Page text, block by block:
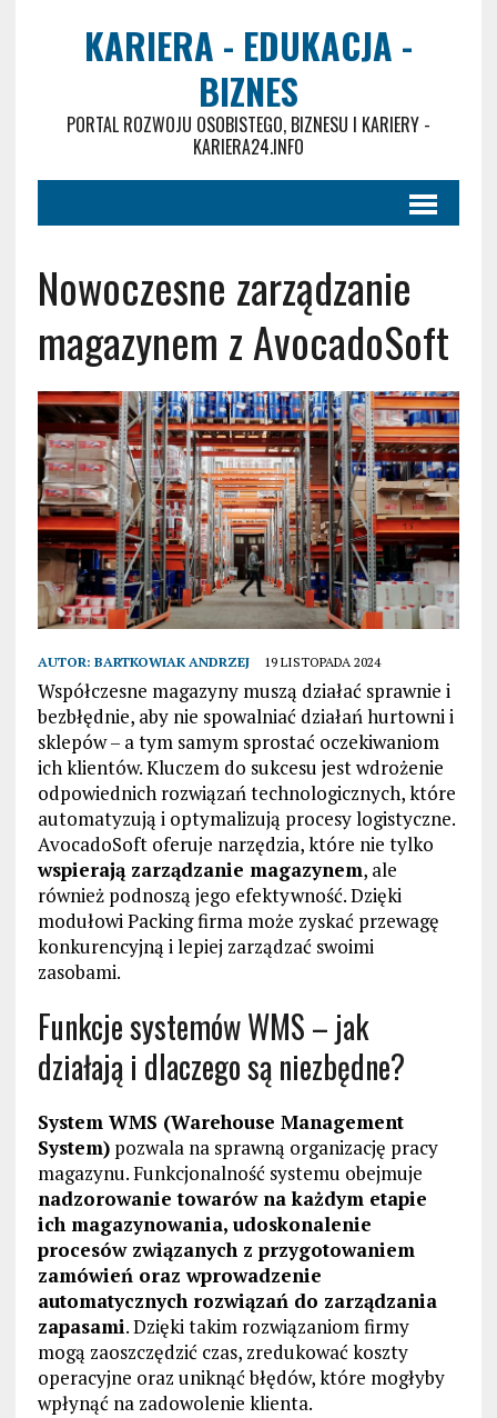
KARIERA - EDUKACJA -
BIZNES
PORTAL ROZWOJU OSOBISTEGO, BIZNESU I KARIERY -
KARIERA24.INFO
Nowoczesne zarządzanie
magazynem z AvocadoSoft
AUTOR: BARTKOWIAK ANDRZEJ 19 LISTOPADA 2024
Współczesne magazyny muszą działać sprawnie i
bezbłędnie, aby nie spowalniać działań hurtowni i
sklepów – a tym samym sprostać oczekiwaniom
ich klientów. Kluczem do sukcesu jest wdrożenie
odpowiednich rozwiązań technologicznych, które
automatyzują i optymalizują procesy logistyczne.
AvocadoSoft oferuje narzędzia, które nie tylko
wspierają zarządzanie magazynem, ale
również podnoszą jego efektywność. Dzięki
modułowi Packing firma może zyskać przewagę
konkurencyjną i lepiej zarządzać swoimi
zasobami.
Funkcje systemów WMS – jak
działają i dlaczego są niezbędne?
System WMS (Warehouse Management
System)pozwala na sprawną organizację pracy
magazynu. Funkcjonalność systemu obejmuje
nadzorowanie towarów na każdym etapie
ich magazynowania, udoskonalenie
procesów związanych z przygotowaniem
zamówień oraz wprowadzenie
automatycznych rozwiązań do zarządzania
zapasami. Dzięki takim rozwiązaniom firmy
mogą zaoszczędzić czas, zredukować koszty
operacyjne oraz uniknąć błędów, które mogłyby
wpłynąć na zadowolenie klienta.